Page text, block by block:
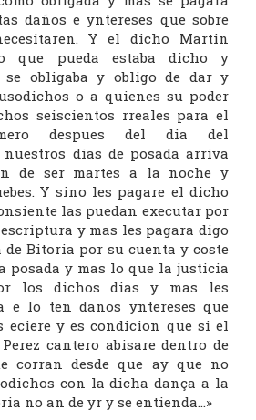
daños e yntereses que sobre
Y el dicho Martin
que pueda estaba dicho y
se obligaba y obligo de dar y
o a quienes su poder
seiscientos rreales para el
despues del dia del
dias de posada arriva
de ser martes a la noche y
Y sino les pagare el dicho
las puedan executar por
y mas les pagara digo
de Bitoria por su cuenta y coste
posada y mas lo que la justicia
los dichos dias y mas les
e lo ten danos yntereses que
eciere y es condicion que si el
cantero abisare dentro de
corran desde que ay que no
con la dicha dança a la
no an de yr y se entienda…»